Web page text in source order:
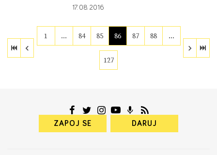
17. 08. 2016
1 … 84 85 86 87 88 …
127
ZAPOJ SE DARUJ